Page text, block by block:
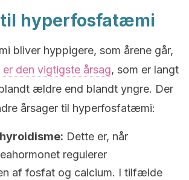
hyperfosfatæmi
bliver hyppigere, som årene går,
den vigtigste årsag, som er langt
ældre end blandt yngre. Der
årsager til hyperfosfatæmi:
Dette er, når
regulerer
af fosfat og calcium. I tilfælde